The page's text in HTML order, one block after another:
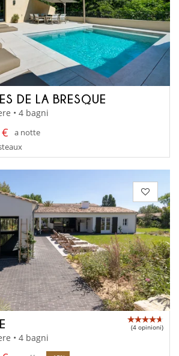
DE LA BRESQUE
• 4 bagni
a notte
(4 opinioni)
• 4 bagni